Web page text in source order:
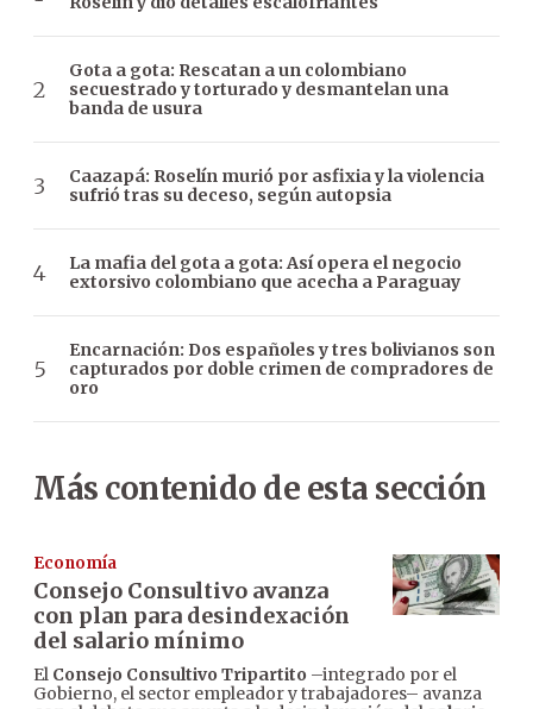
Gota a gota: Rescatan a un colombiano
secuestrado y torturado y desmantelan una
banda de usura
Caazapá: Roselín murió por asfixia y la violencia
sufrió tras su deceso, según autopsia
La mafia del gota a gota: Así opera el negocio
extorsivo colombiano que acecha a Paraguay
Encarnación: Dos españoles y tres bolivianos son
capturados por doble crimen de compradores de
oro
Más contenido de esta sección
Economía
Consejo Consultivo avanza
con plan para desindexación
del salario mínimo
El Consejo Consultivo Tripartito –integrado por el
Gobierno, el sector empleador y trabajadores– avanza